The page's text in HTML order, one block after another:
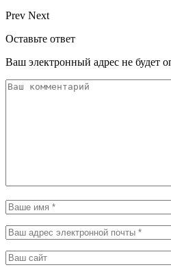
Prev Next
Оставьте ответ
Ваш электронный адрес не будет